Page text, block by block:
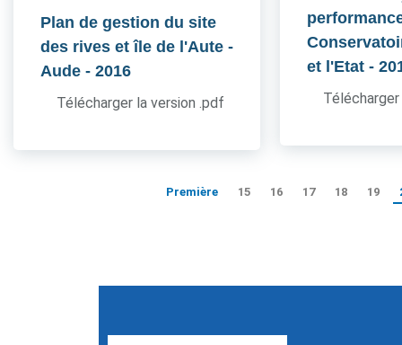
Plan de gestion du site
des rives et île de l'Aute -
Aude - 2016
Télécharger la version .pdf
et l'Etat -
Première 15 16 17 18 19